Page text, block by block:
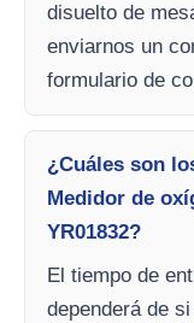
disuelto de
enviarnos un
formulario de
¿Cuáles son
Medidor de
YR01832?
El tiempo de
dependerá de